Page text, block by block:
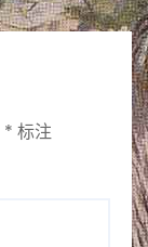
* 标注